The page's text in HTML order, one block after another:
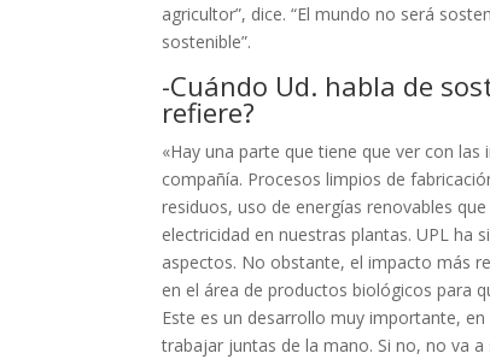
agricultor”, dice. “El mundo no será
sostenible”.
-Cuándo Ud. habla de
refiere?
«Hay una parte que tiene que ver con
compañía. Procesos limpios de
residuos, uso de energías renovables
electricidad en nuestras plantas. UPL ha
aspectos. No obstante, el impacto más
en el área de productos biológicos para
Este es un desarrollo muy importante,
trabajar juntas de la mano. Si no, no va